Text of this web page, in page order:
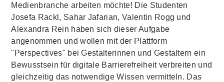
Medienbranche arbeiten möchte! Die Studenten
Josefa Rackl, Sahar Jafarian, Valentin Rogg und
Alexandra Rein haben sich dieser Aufgabe
angenommen und wollen mit der Plattform
"Perspectives" bei Gestalterinnen und Gestaltern ein
Bewusstsein für digitale Barrierefreiheit verbreiten und
gleichzeitig das notwendige Wissen vermitteln. Das